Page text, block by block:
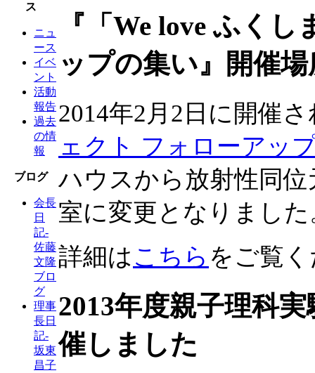
ス
ニュ
ース
イベ
ント
活動
報告
過去
の情
報
ブログ
会長
日
記-
佐藤
文隆
ブロ
グ
理事
長日
記-
坂東
昌子
『「We love ふく
ップの集い』開催
2014年2月2日に開催
ェクト フォローアッ
ハウスから放射性同
室に変更となりました
詳細はこちら をご覧
2013年度親子理科
催しました